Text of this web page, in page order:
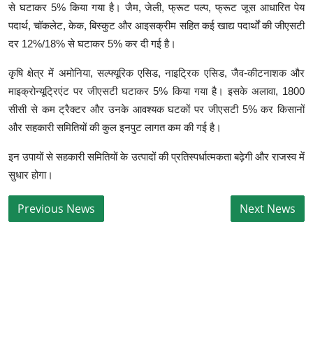
से घटाकर 5% किया गया है। जैम, जेली, फ्रूट पल्प, फ्रूट जूस आधारित पेय
पदार्थ, चॉकलेट, केक, बिस्कुट और आइसक्रीम सहित कई खाद्य पदार्थों की जीएसटी
दर 12%/18% से घटाकर 5% कर दी गई है।
कृषि क्षेत्र में अमोनिया, सल्फ्यूरिक एसिड, नाइट्रिक एसिड, जैव-कीटनाशक और
माइक्रोन्यूट्रिएंट पर जीएसटी घटाकर 5% किया गया है। इसके अलावा, 1800
सीसी से कम ट्रैक्टर और उनके आवश्यक घटकों पर जीएसटी 5% कर किसानों
और सहकारी समितियों की कुल इनपुट लागत कम की गई है।
इन उपायों से सहकारी समितियों के उत्पादों की प्रतिस्पर्धात्मकता बढ़ेगी और राजस्व में
सुधार होगा।